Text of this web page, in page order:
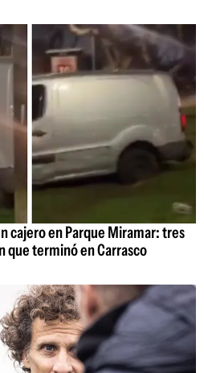
cajero en Parque Miramar: tres
que terminó en Carrasco